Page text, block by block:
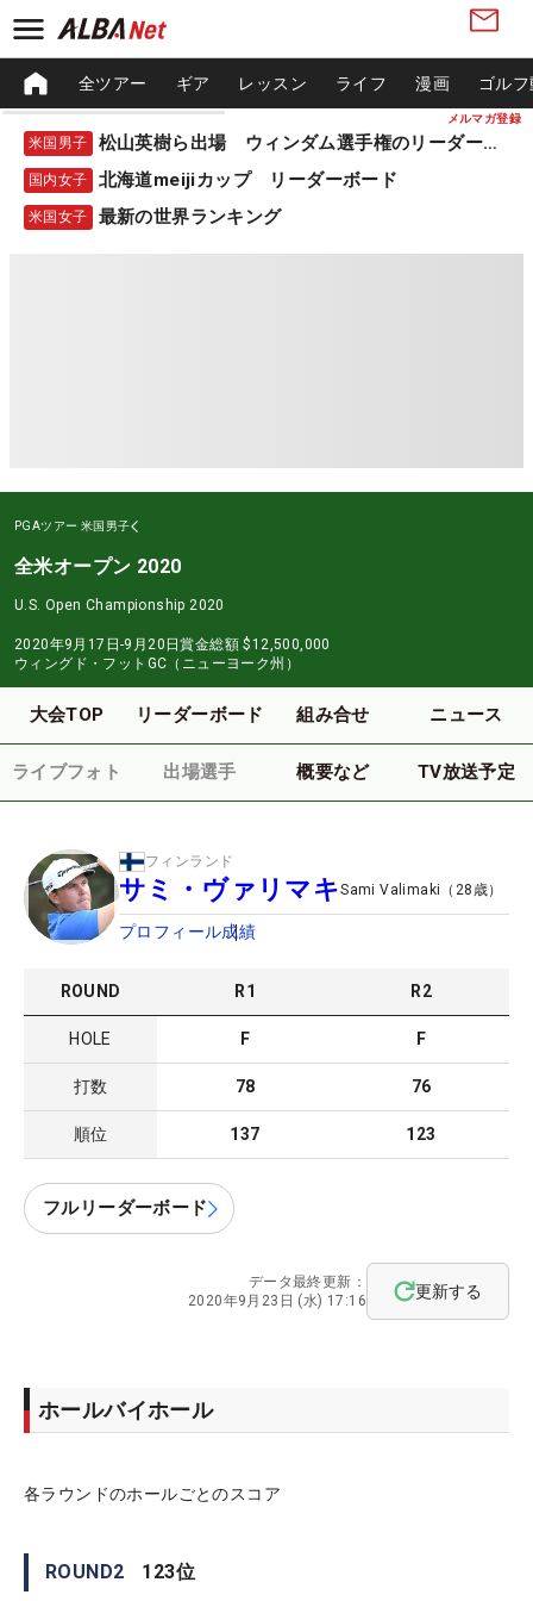
メルマガ登録
全ツアー ギア レッスン ライフ 漫画 ゴル
米国男子 松山英樹ら出場 ウィンダム選手権のリーダーボード
国内女子 北海道meijiカップ リーダーボード
米国女子 最新の世界ランキング
PGAツアー 米国男子
全米オープン 2020
U.S. Open Championship 2020
2020年9月17日-9月20日賞金総額 $12,500,000
ウィングド・フットGC（ニューヨーク州）
大会TOP リーダーボード 組み合せ ニュース
ライブフォト 出場選手 概要など TV放送予定
フィンランド
サミ・ヴァリマキSami Valimaki （ 28 歳）
プロフィール成績
ROUND R1 R2
HOLE F F
打数 78 76
順位 137 123
フルリーダーボード
データ最終更新：
2020年9月23日 (水) 17:16
更新する
ホールバイホール
各ラウンドのホールごとのスコア
ROUND2 123位